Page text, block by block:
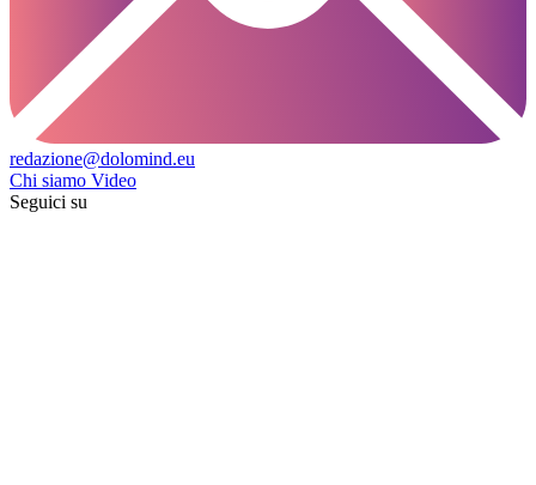
redazione@dolomind.eu
Chi siamo Video
Seguici su